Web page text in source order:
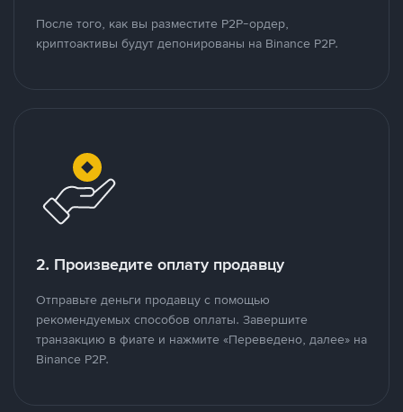
После того, как вы разместите P2P-ордер,
криптоактивы будут депонированы на Binance P2P.
2. Произведите оплату продавцу
Отправьте деньги продавцу с помощью
рекомендуемых способов оплаты. Завершите
транзакцию в фиате и нажмите «Переведено, далее» на
Binance P2P.